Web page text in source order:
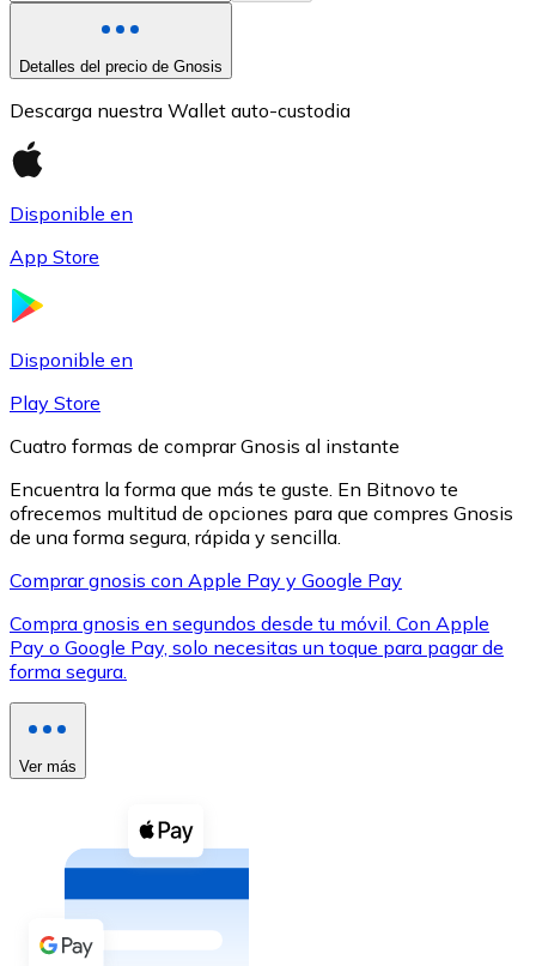
XRP
XRP
Ver todo
Compra criptomonedas con efectivo en tu tienda más
Comprar con efectivo
Transferencia SEPA
Detalles del precio de Gnosis
Descarga nuestra Wallet auto-custodia
Disponible en
App Store
Disponible en
Play Store
Cuatro formas de comprar Gnosis al instante
Encuentra la forma que más te guste. En Bitnovo te
ofrecemos multitud de opciones para que compres Gnosis
de una forma segura, rápida y sencilla.
Comprar gnosis con Apple Pay y Google Pay
Compra gnosis en segundos desde tu móvil. Con Apple
Pay o Google Pay, solo necesitas un toque para pagar de
forma segura.
Ver más